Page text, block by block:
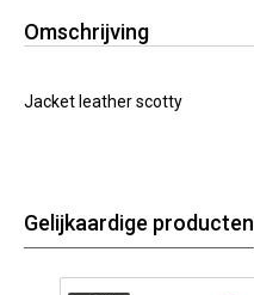
Omschrijving
Jacket leather scotty
Gelijkaardige producten